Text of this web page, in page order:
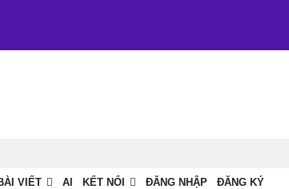
VIẾT AI KẾT NỐI ĐĂNG NHẬP ĐĂNG KÝ